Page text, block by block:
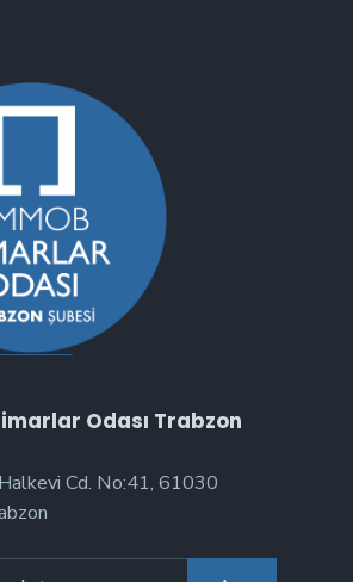
Odası Trabzon
Cd. No:41, 61030